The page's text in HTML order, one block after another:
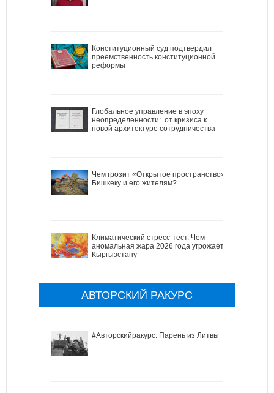
Конституционный суд подтвердил
преемственность конституционной
реформы
Глобальное управление в эпоху
неопределенности: от кризиса к
новой архитектуре сотрудничества
Чем грозит «Открытое пространство»
Бишкеку и его жителям?
Климатический стресс-тест. Чем
аномальная жара 2026 года угрожает
Кыргызстану
АВТОРСКИЙ РАКУРС
#Авторскийракурс. Парень из Литвы